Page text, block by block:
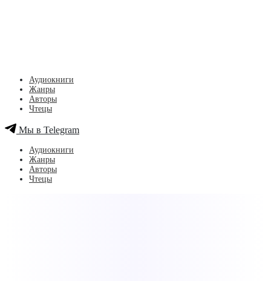
Аудиокниги
Жанры
Авторы
Чтецы
Мы в Telegram
Аудиокниги
Жанры
Авторы
Чтецы